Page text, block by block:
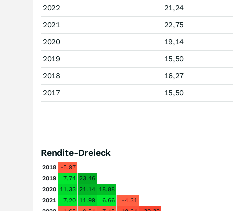
2022
21,24
2021
22,75
2020
19,14
2019
15,50
2018
16,27
2017
15,50
Rendite-Dreieck
2018
-5.97
2019
7.74 23.46
2020 11.33 21.14 18.88
2021
7.20 11.99 6.66
-4.31